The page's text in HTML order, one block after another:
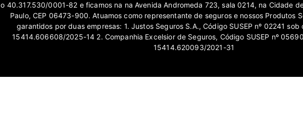
o 40.317.530/0001-82 e ficamos na na Avenida Andromeda 723, sala 0214, na Cidade
Paulo, CEP 06473-900. Atuamos como representante de seguros e nossos Produtos
garantidos por duas empresas: 1. Justos Seguros S.A., Código SUSEP nº 02241 sob
15414.606608/2025-14 2. Companhia Excelsior de Seguros, Código SUSEP nº
15414.620093/2021-31